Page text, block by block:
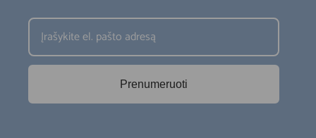
Prenumeruoti